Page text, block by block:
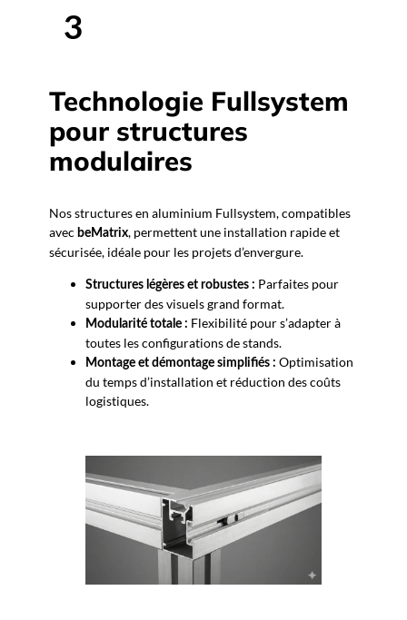
3
Technologie Fullsystem
pour structures
modulaires
Nos structures en aluminium Fullsystem, compatibles
avec beMatrix, permettent une installation rapide et
sécurisée, idéale pour les projets d’envergure.
Structures légères et robustes : Parfaites pour
supporter des visuels grand format.
Modularité totale : Flexibilité pour s’adapter à
toutes les configurations de stands.
Montage et démontage simplifiés : Optimisation
du temps d’installation et réduction des coûts
logistiques.